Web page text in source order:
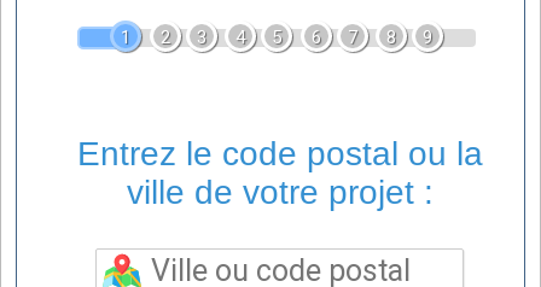
1 2 3 4 5 6 7 8 9
Entrez le code postal ou la
ville de votre projet :